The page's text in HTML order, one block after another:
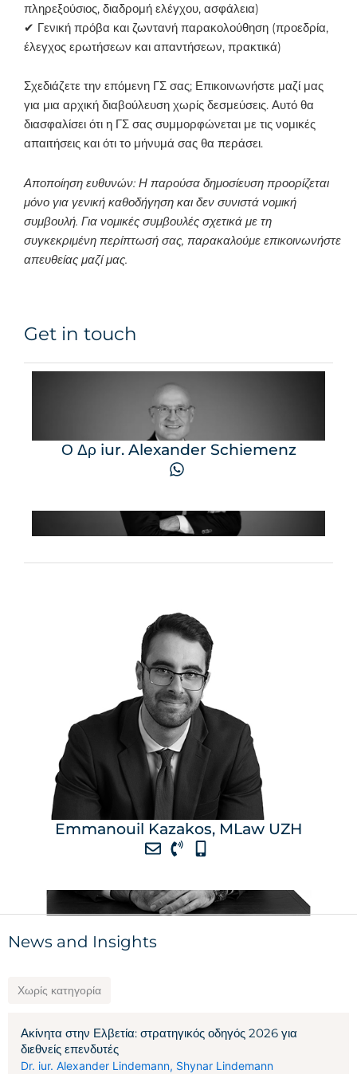
πληρεξούσιος, διαδρομή ελέγχου, ασφάλεια)
✔ Γενική πρόβα και ζωντανή παρακολούθηση (προεδρία,
έλεγχος ερωτήσεων και απαντήσεων, πρακτικά)
Σχεδιάζετε την επόμενη ΓΣ σας; Επικοινωνήστε μαζί μας
για μια αρχική διαβούλευση χωρίς δεσμεύσεις. Αυτό θα
διασφαλίσει ότι η ΓΣ σας συμμορφώνεται με τις νομικές
απαιτήσεις και ότι το μήνυμά σας θα περάσει.
Αποποίηση ευθυνών: Η παρούσα δημοσίευση προορίζεται
μόνο για γενική καθοδήγηση και δεν συνιστά νομική
συμβουλή. Για νομικές συμβουλές σχετικά με τη
συγκεκριμένη περίπτωσή σας, παρακαλούμε επικοινωνήστε
απευθείας μαζί μας.
Get in touch
Ο Δρ iur. Alexander Schiemenz
Emmanouil Kazakos, MLaw UZH
News and Insights
Χωρίς κατηγορία
Ακίνητα στην Ελβετία: στρατηγικός οδηγός 2026 για
διεθνείς επενδυτές
Dr. iur. Alexander Lindemann, Shynar Lindemann